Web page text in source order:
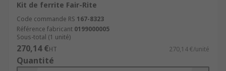
Kit de ferrite Fair-Rite
Code commande RS 167-8323
Référence fabricant 0199000005
Sous-total (1 unité)
270,14 €HT 270,14 €/unité
Quantité